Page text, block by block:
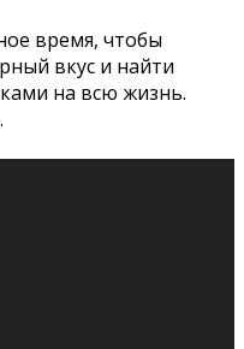
время, чтобы
вкус и найти
на всю жизнь.